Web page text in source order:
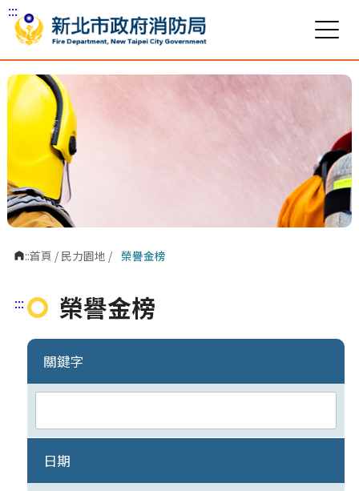
跳到主要內容區塊
:::
:::首頁 / 民力園地 / 榮譽金榜
::: 榮譽金榜
關鍵字
日期